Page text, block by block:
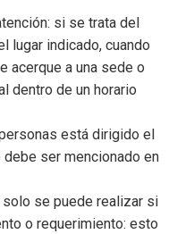
si se trata del
lugar indicado, cuando
acerque a una sede o
dentro de un horario
está dirigido el
ser mencionado en
solo se puede realizar si
o requerimiento: esto